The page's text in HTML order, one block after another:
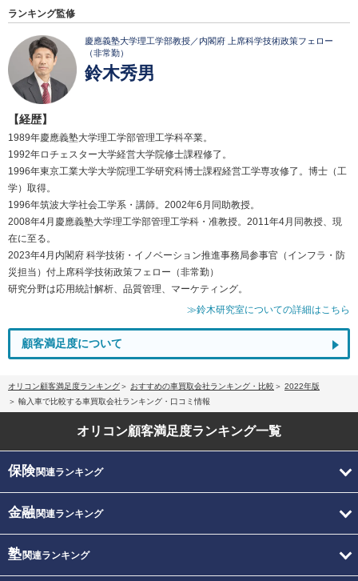
ランキング監修
慶應義塾大学理工学部教授／内閣府 上席科学技術政策フェロー
（非常勤）
鈴木秀男
【経歴】
1989年慶應義塾大学理工学部管理工学科卒業。
1992年ロチェスター大学経営大学院修士課程修了。
1996年東京工業大学大学院理工学研究科博士課程経営工学専攻修了。博士（工
学）取得。
1996年筑波大学社会工学系・講師。2002年6月同助教授。
2008年4月慶應義塾大学理工学部管理工学科・准教授。2011年4月同教授、現
在に至る。
2023年4月内閣府 科学技術・イノベーション推進事務局参事官（インフラ・防
災担当）付上席科学技術政策フェロー（非常勤）
研究分野は応用統計解析、品質管理、マーケティング。
≫鈴木研究室についての詳細はこちら
顧客満足度について
オリコン顧客満足度ランキング おすすめの車買取会社ランキング・比較
2022年版
輸入車で比較する車買取会社ランキング・口コミ情報
オリコン顧客満足度ランキング一覧
保険関連ランキング
金融関連ランキング
塾関連ランキング